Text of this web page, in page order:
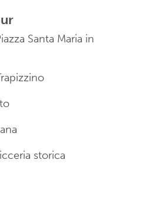
Santa Maria in
storica